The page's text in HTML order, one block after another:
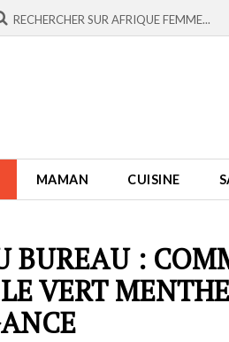
MAMAN CUISINE
BUREAU :
VERT